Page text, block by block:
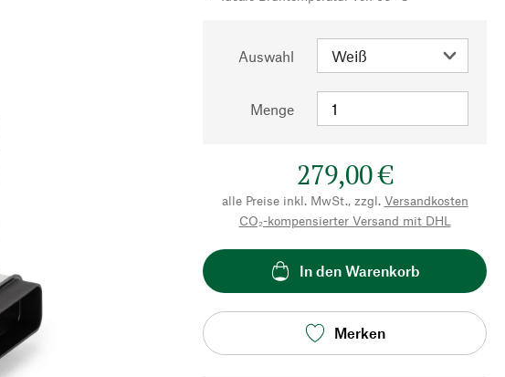
Auswahl
Menge
279,00 €
alle Preise inkl. MwSt., zzgl. Versandkosten
CO₂-kompensierter Versand mit DHL
In den Warenkorb
Merken